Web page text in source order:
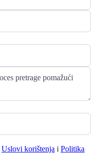
Uslovi korištenja i Politika